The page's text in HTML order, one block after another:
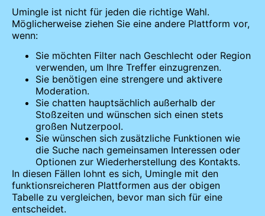
Umingle ist nicht für jeden die richtige Wahl.
Möglicherweise ziehen Sie eine andere Plattform vor,
wenn:
Sie möchten Filter nach Geschlecht oder Region
verwenden, um Ihre Treffer einzugrenzen.
Sie benötigen eine strengere und aktivere
Moderation.
Sie chatten hauptsächlich außerhalb der
Stoßzeiten und wünschen sich einen stets
großen Nutzerpool.
Sie wünschen sich zusätzliche Funktionen wie
die Suche nach gemeinsamen Interessen oder
Optionen zur Wiederherstellung des Kontakts.
In diesen Fällen lohnt es sich, Umingle mit den
funktionsreicheren Plattformen aus der obigen
Tabelle zu vergleichen, bevor man sich für eine
entscheidet.